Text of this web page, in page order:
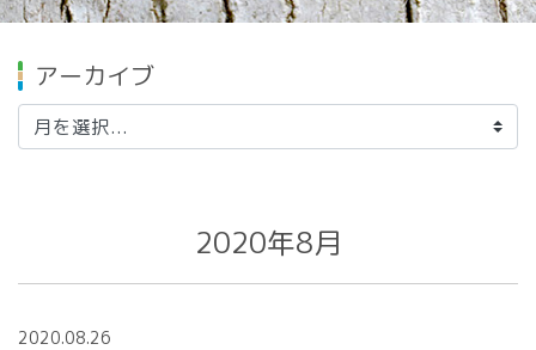
2020年8月
2020.08.26
アーカイブ